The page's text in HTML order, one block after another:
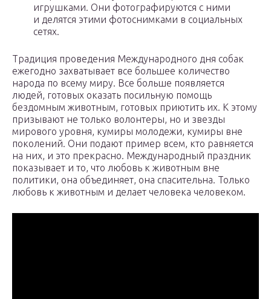
игрушками. Они фотографируются с ними
и делятся этими фотоснимками в социальных
сетях.
Традиция проведения Международного дня собак
ежегодно захватывает все большее количество
народа по всему миру. Все больше появляется
людей, готовых оказать посильную помощь
бездомным животным, готовых приютить их. К этому
призывают не только волонтеры, но и звезды
мирового уровня, кумиры молодежи, кумиры вне
поколений. Они подают пример всем, кто равняется
на них, и это прекрасно. Международный праздник
показывает и то, что любовь к животным вне
политики, она объединяет, она спасительна. Только
любовь к животным и делает человека человеком.